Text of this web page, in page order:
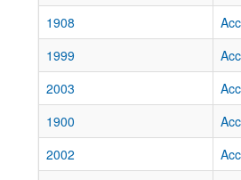
1908
1999
2003
1900
2002